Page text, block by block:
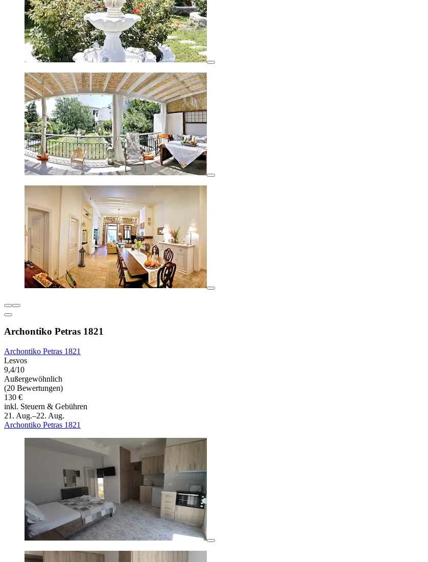
Archontiko Petras 1821
Archontiko Petras 1821
Lesvos
9,4/10
Außergewöhnlich
(20 Bewertungen)
130 €
inkl. Steuern & Gebühren
21. Aug.–22. Aug.
Archontiko Petras 1821